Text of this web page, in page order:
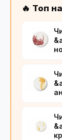
🔥 Топ